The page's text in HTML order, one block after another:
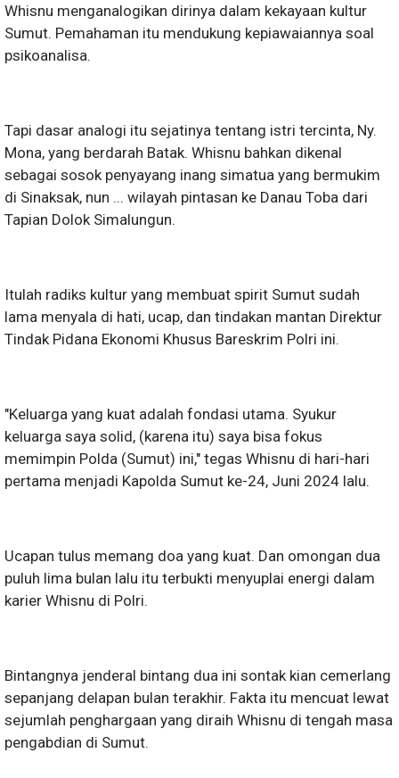
Whisnu menganalogikan dirinya dalam kekayaan kultur
Sumut. Pemahaman itu mendukung kepiawaiannya soal
psikoanalisa.
Tapi dasar analogi itu sejatinya tentang istri tercinta, Ny.
Mona, yang berdarah Batak. Whisnu bahkan dikenal
sebagai sosok penyayang inang simatua yang bermukim
di Sinaksak, nun ... wilayah pintasan ke Danau Toba dari
Tapian Dolok Simalungun.
Itulah radiks kultur yang membuat spirit Sumut sudah
lama menyala di hati, ucap, dan tindakan mantan Direktur
Tindak Pidana Ekonomi Khusus Bareskrim Polri ini.
"Keluarga yang kuat adalah fondasi utama. Syukur
keluarga saya solid, (karena itu) saya bisa fokus
memimpin Polda (Sumut) ini," tegas Whisnu di hari-hari
pertama menjadi Kapolda Sumut ke-24, Juni 2024 lalu.
Ucapan tulus memang doa yang kuat. Dan omongan dua
puluh lima bulan lalu itu terbukti menyuplai energi dalam
karier Whisnu di Polri.
Bintangnya jenderal bintang dua ini sontak kian cemerlang
sepanjang delapan bulan terakhir. Fakta itu mencuat lewat
sejumlah penghargaan yang diraih Whisnu di tengah masa
pengabdian di Sumut.